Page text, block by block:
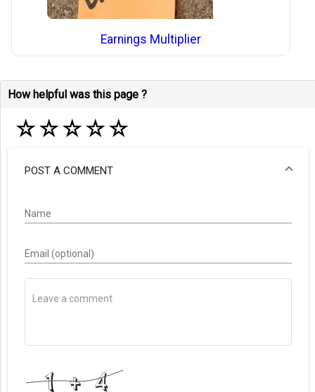
Earnings Multiplier
How helpful was this page ?
☆☆☆☆☆
POST A COMMENT
Name
Email (optional)